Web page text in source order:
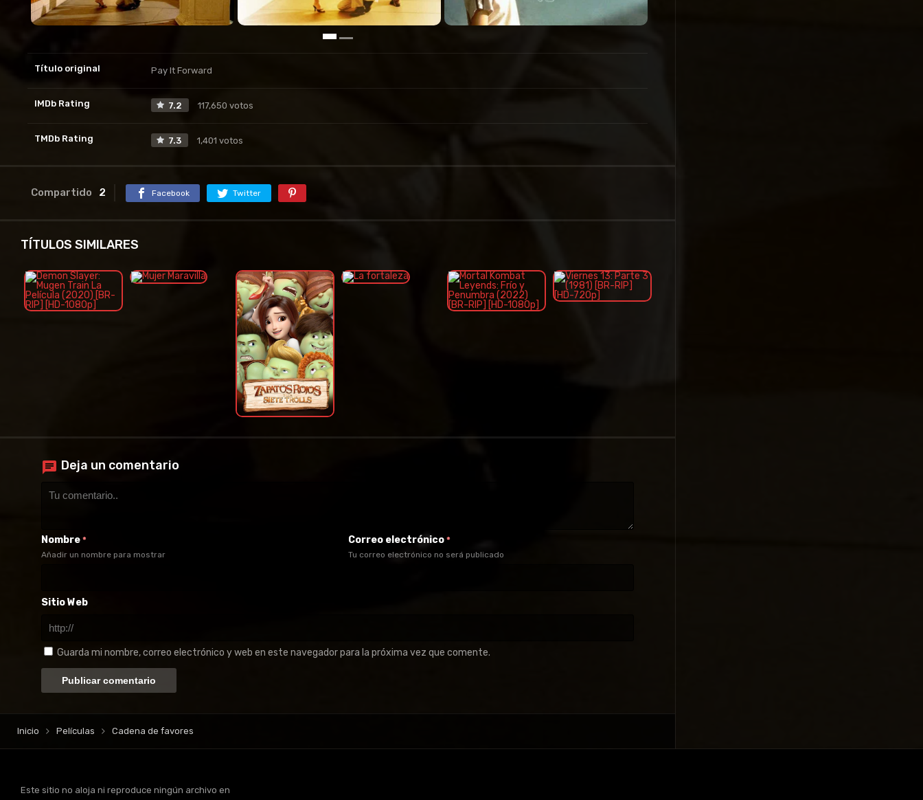
Título original Pay It Forward
IMDb Rating 7.2 117,650 votos
TMDb Rating 7.3 1,401 votos
Compartido 2 Facebook Twitter
TÍTULOS SIMILARES
Deja un comentario
Nombre *
Añadir un nombre para mostrar
Correo electrónico *
Tu correo electrónico no será publicado
Sitio Web
Guarda mi nombre, correo electrónico y web en este navegador para la próxima vez que comente.
Inicio Películas Cadena de favores
Este sitio no aloja ni reproduce ningún archivo en